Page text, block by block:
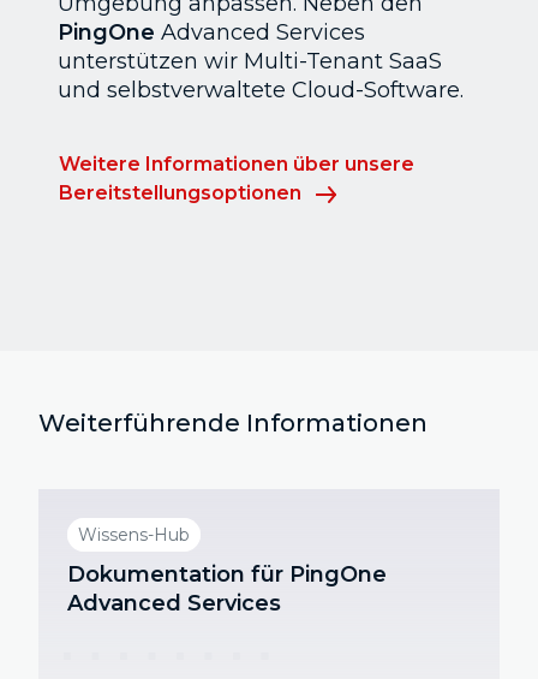
PingOne Advanced Services
unterstützen wir Multi-Tenant SaaS
und selbstverwaltete Cloud-Software.
Weitere Informationen über unsere
Bereitstellungsoptionen
Weiterführende Informationen
Wissens-Hub
Dokumentation für PingOne
Advanced Services